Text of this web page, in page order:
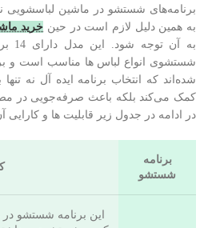
برنامه‌های شستشو در ماشین لباسشویی
به همین دلیل لازم است در حین خرید
به
شستشوی انواع لباس ها مناسب است و
شده‌اند که انتخاب برنامه ایده آل نه
کمک می‌کند بلکه باعث صرفه‌جویی در
در ادامه در جدول زیر قابلیت ها و کارایی
برنامه
شستشو
این برنامه‌ شستشو